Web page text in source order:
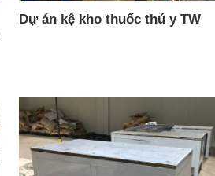
Dự án kệ kho thuốc thú y TW